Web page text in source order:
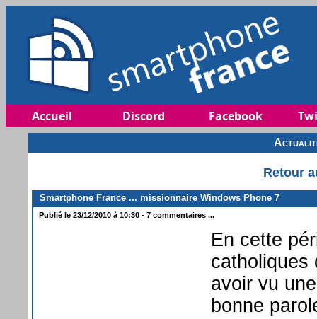
Accueil Discord Facebook
Retour
Smartphone France ... missionnaire Windows Phone 7
Publié le 23/12/2010 à 10:30 - 7 commentaires ...
En cette
catholiques
avoir vu
bonne